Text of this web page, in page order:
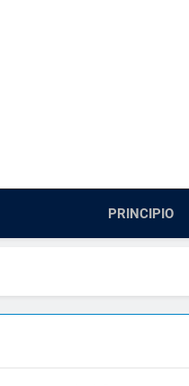
PRINCIPIO